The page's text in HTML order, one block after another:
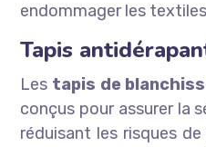
endommager les
Tapis
Les tapis de
conçus pour assurer la
réduisant les risques